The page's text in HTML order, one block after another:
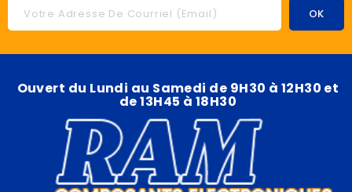
Ouvert du Lundi au Samedi de 9H30 à 12H30 et
de 13H45 à 18H30